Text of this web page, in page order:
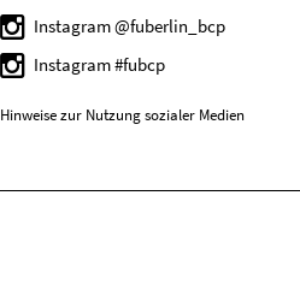
Instagram @fuberlin_bcp
Instagram #fubcp
Hinweise zur Nutzung sozialer Medien